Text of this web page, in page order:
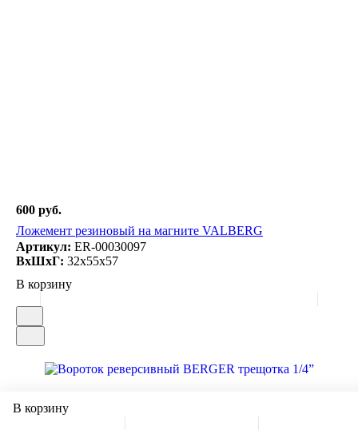
В корзину
600 руб.
Ложемент резиновый на магните VALBERG
Артикул: ER-00030097
ВxШxГ: 32x55x57
В корзину